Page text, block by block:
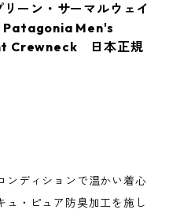
ーン・サーマルウェイ
Patagonia Men's
Crewneck 日本正規
ンディションで温かい着心
ュ・ピュア防臭加工を施し